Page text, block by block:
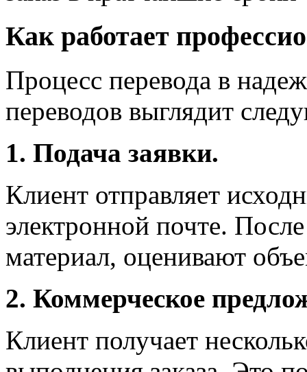
Как работает
Процесс перевода в
переводов выглядит
1. Подача заявки.
Клиент отправляет
электронной почте.
материал, оценивают
2. Коммерческое
Клиент получает